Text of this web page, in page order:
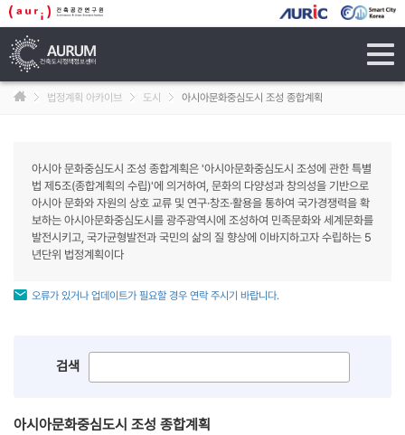
법정계획 아카이브 도시 아시아문화중심도시 조성 종합계획
아시아 문화중심도시 조성 종합계획은 '아시아문화중심도시 조성에 관한 특별
법 제5조(종합계획의 수립)'에 의거하여, 문화의 다양성과 창의성을 기반으로
아시아 문화와 자원의 상호 교류 및 연구·창조·활용을 통하여 국가경쟁력을 확
보하는 아시아문화중심도시를 광주광역시에 조성하여 민족문화와 세계문화를
발전시키고, 국가균형발전과 국민의 삶의 질 향상에 이바지하고자 수립하는 5
년단위 법정계획이다
오류가 있거나 업데이트가 필요할 경우 연락 주시기 바랍니다.
검색
아시아문화중심도시 조성 종합계획